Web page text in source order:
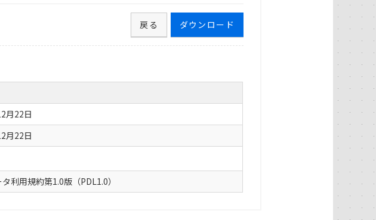
ダウンロード
戻る
月22日
月22日
利用規約第1.0版（PDL1.0）